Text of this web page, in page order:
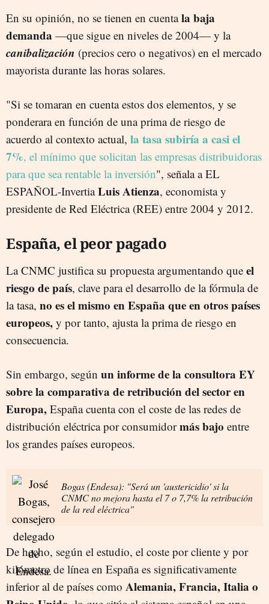
En su opinión, no se tienen en cuentala baja
demanda —que sigue en niveles de 2004— y la
canibalización (precios cero o negativos) en el mercado
mayorista durante las horas solares.
"Si se tomaran en cuenta estos dos elementos, y se
ponderara en función de una prima de riesgo de
acuerdo al contexto actual, la tasa subiría a casi el
7%, el mínimo que solicitan las empresas distribuidoras
para que sea rentable la inversión", señala a EL
ESPAÑOL-InvertiaLuis Atienza, economista y
presidente de Red Eléctrica (REE) entre 2004 y 2012.
España, el peor pagado
La CNMC justifica su propuesta argumentando que el
riesgo de país, clave para el desarrollo de la fórmula de
la tasa, no es el mismo en España que en otros países
europeos, y por tanto, ajusta la prima de riesgo en
consecuencia.
Sin embargo, según un informe de la consultora EY
sobre la comparativa de retribución del sector en
Europa, España cuenta con el coste de las redes de
distribución eléctrica por consumidormás bajo entre
los grandes países europeos.
Bogas (Endesa): "Será un 'austericidio' si la
CNMC no mejora hasta el 7 o 7,7% la retribución
de la red eléctrica"
De hecho, según el estudio, el coste por cliente y por
kilómetro de línea en España es significativamente
inferior al de países como Alemania, Francia, Italia o